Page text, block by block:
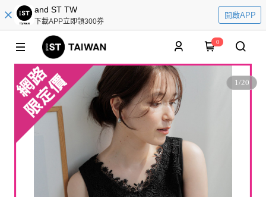
and ST TW
下載APP立即領300券
開啟APP
0
1/20